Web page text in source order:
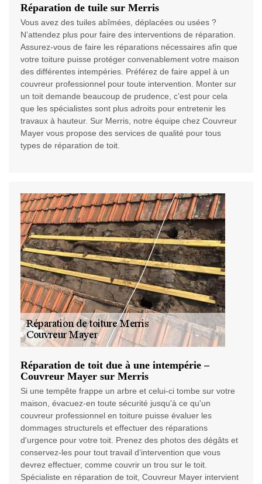
Réparation de tuile sur Merris
Vous avez des tuiles abîmées, déplacées ou usées ?
N’attendez plus pour faire des interventions de réparation.
Assurez-vous de faire les réparations nécessaires afin que
votre toiture puisse protéger convenablement votre maison
des différentes intempéries. Préférez de faire appel à un
couvreur professionnel pour toute intervention. Monter sur
un toit demande beaucoup de prudence, c’est pour cela
que les spécialistes sont plus adroits pour entretenir les
travaux à hauteur. Sur Merris, notre équipe chez Couvreur
Mayer vous propose des services de qualité pour tous
types de réparation de toit.
Réparation de toit due à une intempérie –
Couvreur Mayer sur Merris
Si une tempête frappe un arbre et celui-ci tombe sur votre
maison, évacuez-en toute sécurité jusqu'à ce qu'un
couvreur professionnel en toiture puisse évaluer les
dommages structurels et effectuer des réparations
d'urgence pour votre toit. Prenez des photos des dégâts et
conservez-les pour tout travail d‘intervention que vous
devrez effectuer, comme couvrir un trou sur le toit.
Spécialiste en réparation de toit, Couvreur Mayer intervient